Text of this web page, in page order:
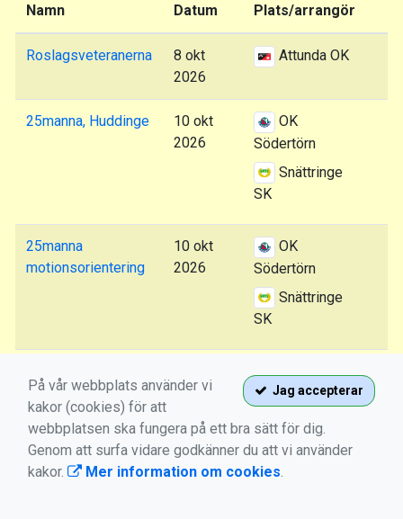
Namn Datum Plats/arrangör
Roslagsveteranerna
8 okt
2026
Attunda OK
25manna, Huddinge
10 okt
2026
OK
Södertörn
Snättringe
SK
25manna
motionsorientering
10 okt
2026
OK
Södertörn
Snättringe
SK
(WRE)
2026
Södertörn
Snättringe
SK
Jag accepterar
På vår webbplats använder vi
kakor (cookies) för att
webbplatsen ska fungera på ett bra sätt för dig.
Genom att surfa vidare godkänner du att vi använder
kakor.
Mer information om cookies.